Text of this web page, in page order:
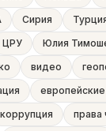
Сирия
ЦРУ
Юлия
видео
коррупция
права